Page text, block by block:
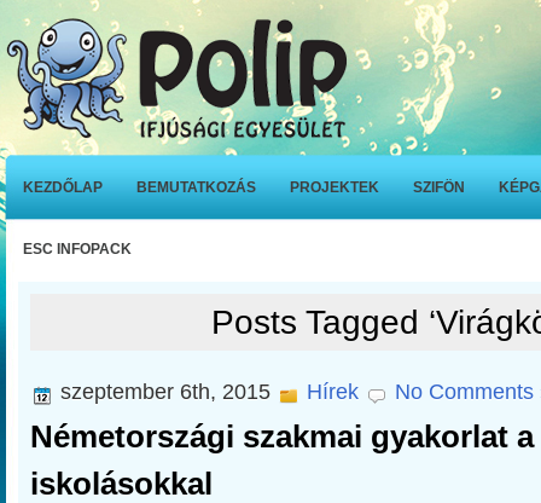
KEZDŐLAP BEMUTATKOZÁS PROJEKTEK SZIFÖN
ESC INFOPACK
Posts Tagged
szeptember 6th, 2015 Hírek No Comments
Németországi szakmai gyakorlat
iskolásokkal